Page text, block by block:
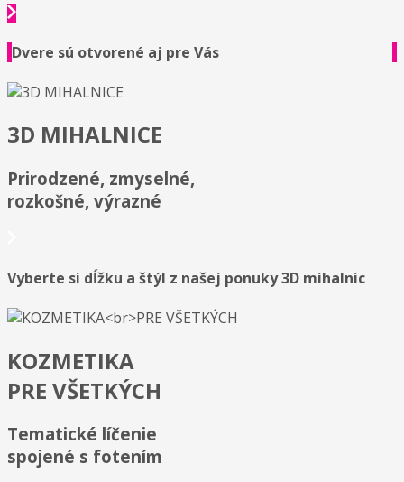
Dvere sú otvorené aj pre Vás
3D MIHALNICE
Prirodzené, zmyselné,
rozkošné, výrazné
Vyberte si dĺžku a štýl z našej ponuky 3D mihalnic
KOZMETIKA
PRE VŠETKÝCH
Tematické líčenie
spojené s fotením